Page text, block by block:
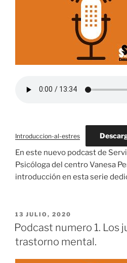
Introduccion-al-estres
En este nuevo podcast de
Psicóloga del centro Vanesa
introducción en esta serie
PUBLICADO
EL
13 JULIO, 2020
Podcast numero 1. Los
trastorno mental.